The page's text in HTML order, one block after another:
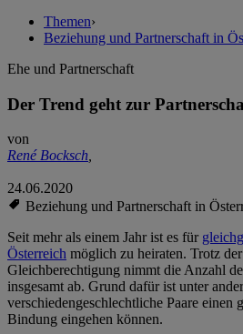
Themen›
Beziehung und Partnerschaft in
Ehe und Partnerschaft
Der Trend geht zur
von
René Bocksch,
24.06.2020
Beziehung und Partnerschaft in
Seit mehr als einem Jahr ist es für
Österreich möglich zu heiraten. Trotz
Gleichberechtigung nimmt die Anzahl
insgesamt ab. Grund dafür ist unter
verschiedengeschlechtliche Paare einen
Bindung eingehen können.